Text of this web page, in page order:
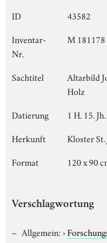
ID
43582
Inventar-
Nr.
M 181178
Sachtitel
Altarbild
Holz
Datierung
1 H. 15. Jh.
Herkunft
Kloster
Format
120 x 90
Verschlagwortung
Allgemein:›